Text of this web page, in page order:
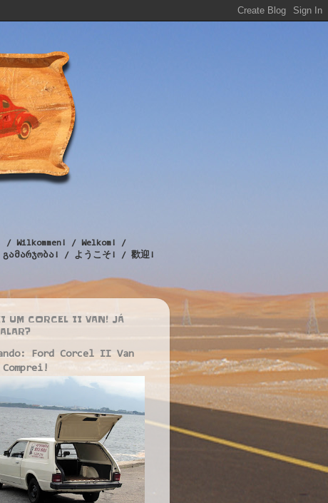
Wilkommen! / Welkom! /
/ ようこそ! / 歡迎!
UM CORCEL II VAN! JÁ
Ford Corcel II Van